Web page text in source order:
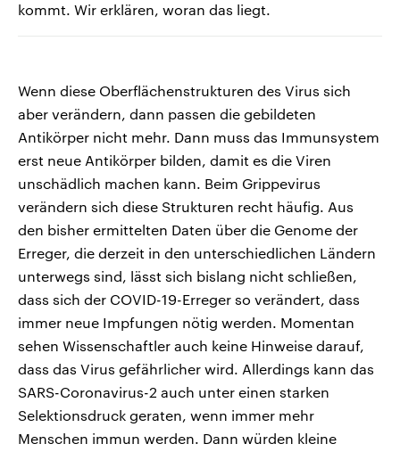
kommt. Wir erklären, woran das liegt.
Wenn diese Oberflächenstrukturen des Virus sich
aber verändern, dann passen die gebildeten
Antikörper nicht mehr. Dann muss das Immunsystem
erst neue Antikörper bilden, damit es die Viren
unschädlich machen kann. Beim Grippevirus
verändern sich diese Strukturen recht häufig. Aus
den bisher ermittelten Daten über die Genome der
Erreger, die derzeit in den unterschiedlichen Ländern
unterwegs sind, lässt sich bislang nicht schließen,
dass sich der COVID-19-Erreger so verändert, dass
immer neue Impfungen nötig werden. Momentan
sehen Wissenschaftler auch keine Hinweise darauf,
dass das Virus gefährlicher wird. Allerdings kann das
SARS-Coronavirus-2 auch unter einen starken
Selektionsdruck geraten, wenn immer mehr
Menschen immun werden. Dann würden kleine